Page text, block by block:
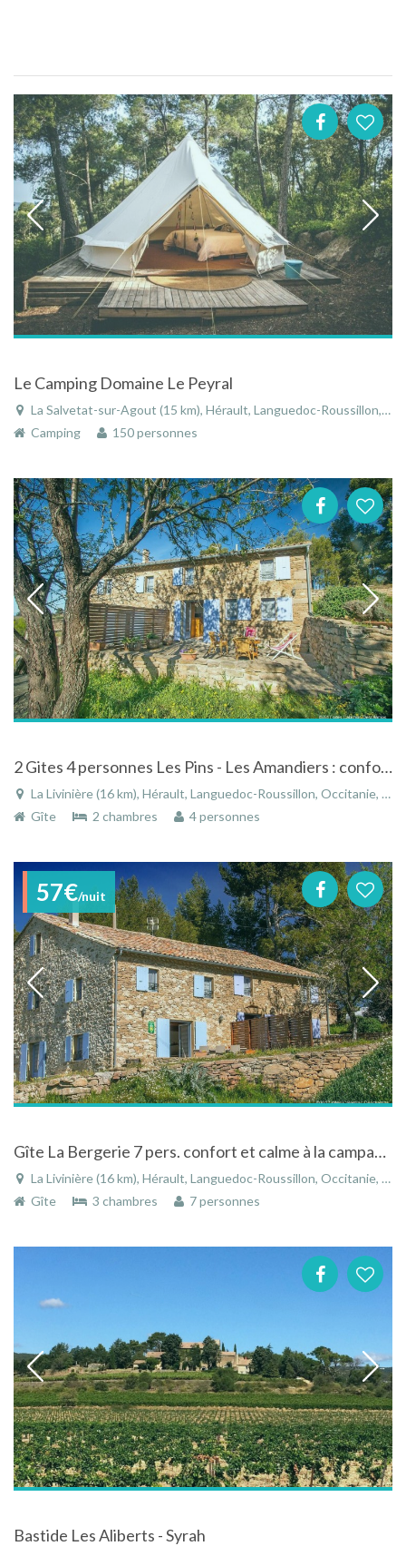
Le Camping Domaine Le Peyral
La Salvetat-sur-Agout (15 km), Hérault, Languedoc-Roussillon, Occitanie, France
Camping
150 personnes
2 Gites 4 personnes Les Pins - Les Amandiers : confort et calme à la campagne
La Livinière (16 km), Hérault, Languedoc-Roussillon, Occitanie, France
Gîte
2 chambres 4 personnes
57€/nuit
Gîte La Bergerie 7 pers. confort et calme à la campagne
La Livinière (16 km), Hérault, Languedoc-Roussillon, Occitanie, France
Gîte
3 chambres 7 personnes
Bastide Les Aliberts - Syrah